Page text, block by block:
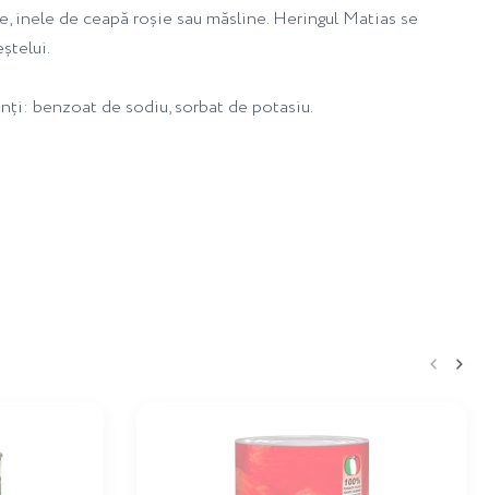
de ceapă roșie sau măsline. Heringul Matias se
benzoat de sodiu, sorbat de potasiu.